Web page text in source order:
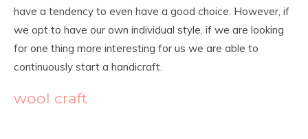
have a tendency to even have a good choice. However, if
we opt to have our own individual style, if we are looking
for one thing more interesting for us we are able to
continuously start a handicraft.
wool craft